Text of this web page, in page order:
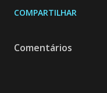
COMPARTILHAR
Comentários